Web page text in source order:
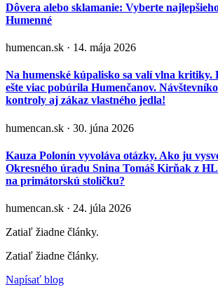
Dôvera alebo sklamanie: Vyberte
Humenné
humencan.sk · 14. mája 2026
Na humenské kúpalisko sa valí vlna kritiky.
ešte viac pobúrila Humenčanov.
kontroly aj zákaz vlastného jedla!
humencan.sk · 30. júna 2026
Kauza Polonín vyvoláva otázky. Ako ju
Okresného úradu Snina Tomáš Kirňak z
na primátorskú stoličku?
humencan.sk · 24. júla 2026
Zatiaľ žiadne články.
Zatiaľ žiadne články.
Napísať blog